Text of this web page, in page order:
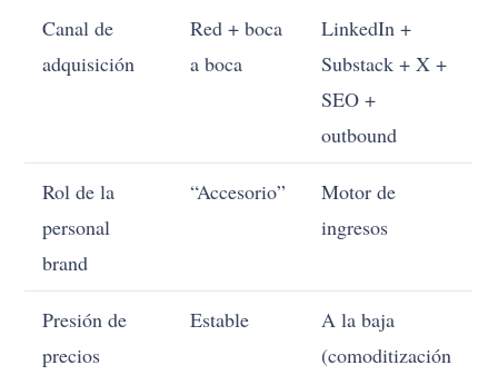
Canal de
adquisición
Red + boca
a boca
LinkedIn +
Substack + X +
SEO +
outbound
Rol de la
personal
brand
“Accesorio”
Motor de
ingresos
Presión de
precios
Estable
A la baja
(comoditización